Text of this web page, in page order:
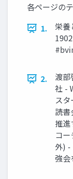
各ページの
1.
栄養
2.
渡
社 -
ス
読書
推進
コ
外) -
強会